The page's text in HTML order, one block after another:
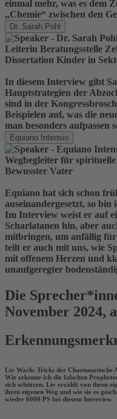
einmal mehr, was es dem
„Chemie“ zwischen den
Dr. Sarah Pohl
Leiterin Beratungsstelle
Dissertation Kinder in
In diesem Interview gibt
Hauptstrategien der
sind in der
Beispielen auf, was die
man besonders aufpassen
Equiano Intensio
Wegbegleiter für
Bewusster Vater
Equiano hat sich schon
auseinandergesetzt, so
Im Interview weist er auf
Scharlatanen hin, aber
mitbringen, um anfällig
teilt er auch mit uns, wie
mit offenem Herzen und
unaufgeregter
Die
November 2024,
Liv Wach: Tricks der Charismatische
Wie erkenne ich die falschen
sich schützen. Liv erzählt von ihren
ihren eigenen Weg und wie sie es
wieder 6000 PS bei diesem Interview.